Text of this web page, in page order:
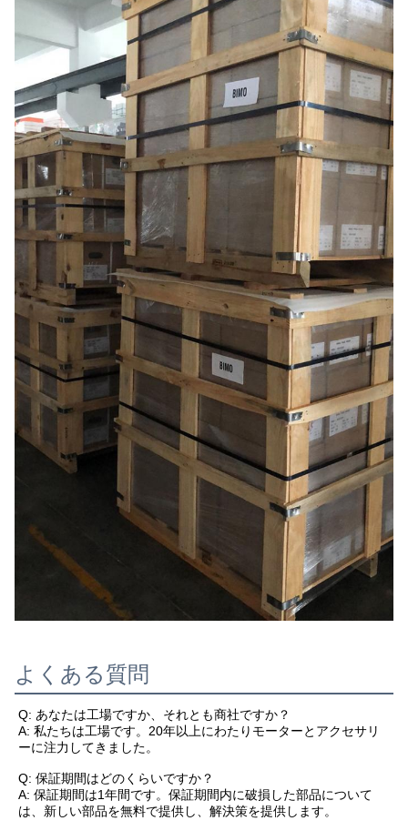
よくある質問
Q: あなたは工場ですか、それとも商社ですか？
A: 私たちは工場です。20年以上にわたりモーターとアクセサリ
ーに注力してきました。
Q: 保証期間はどのくらいですか？
A: 保証期間は1年間です。保証期間内に破損した部品について
は、新しい部品を無料で提供し、解決策を提供します。